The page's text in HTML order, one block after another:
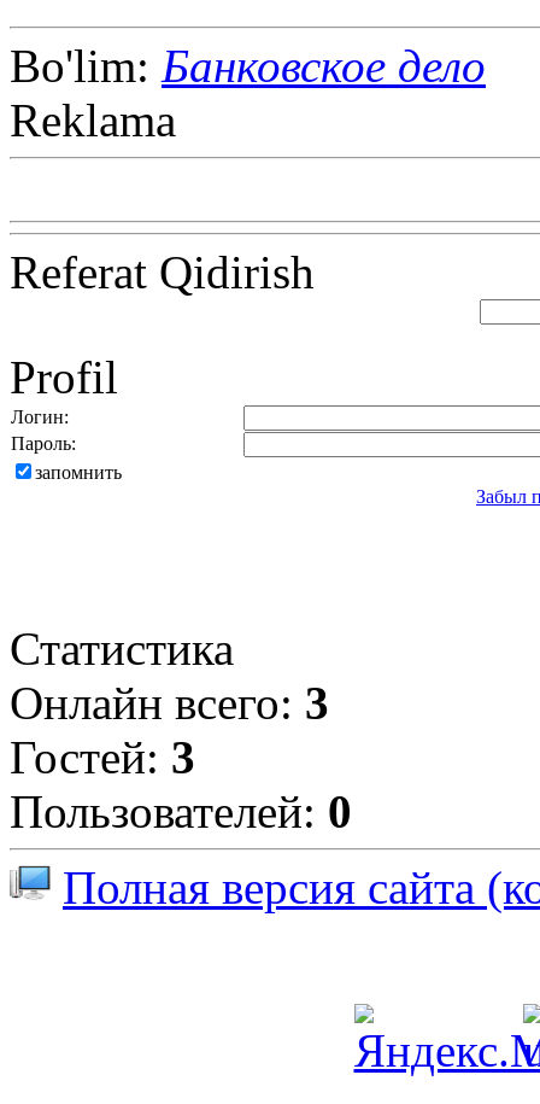
Bo'lim: Банковское дело
Reklama
Referat Qidirish
Profil
Логин:
Пароль:
запомнить
Забыл
Статистика
Онлайн всего: 3
Гостей: 3
Пользователей: 0
Полная версия сайта